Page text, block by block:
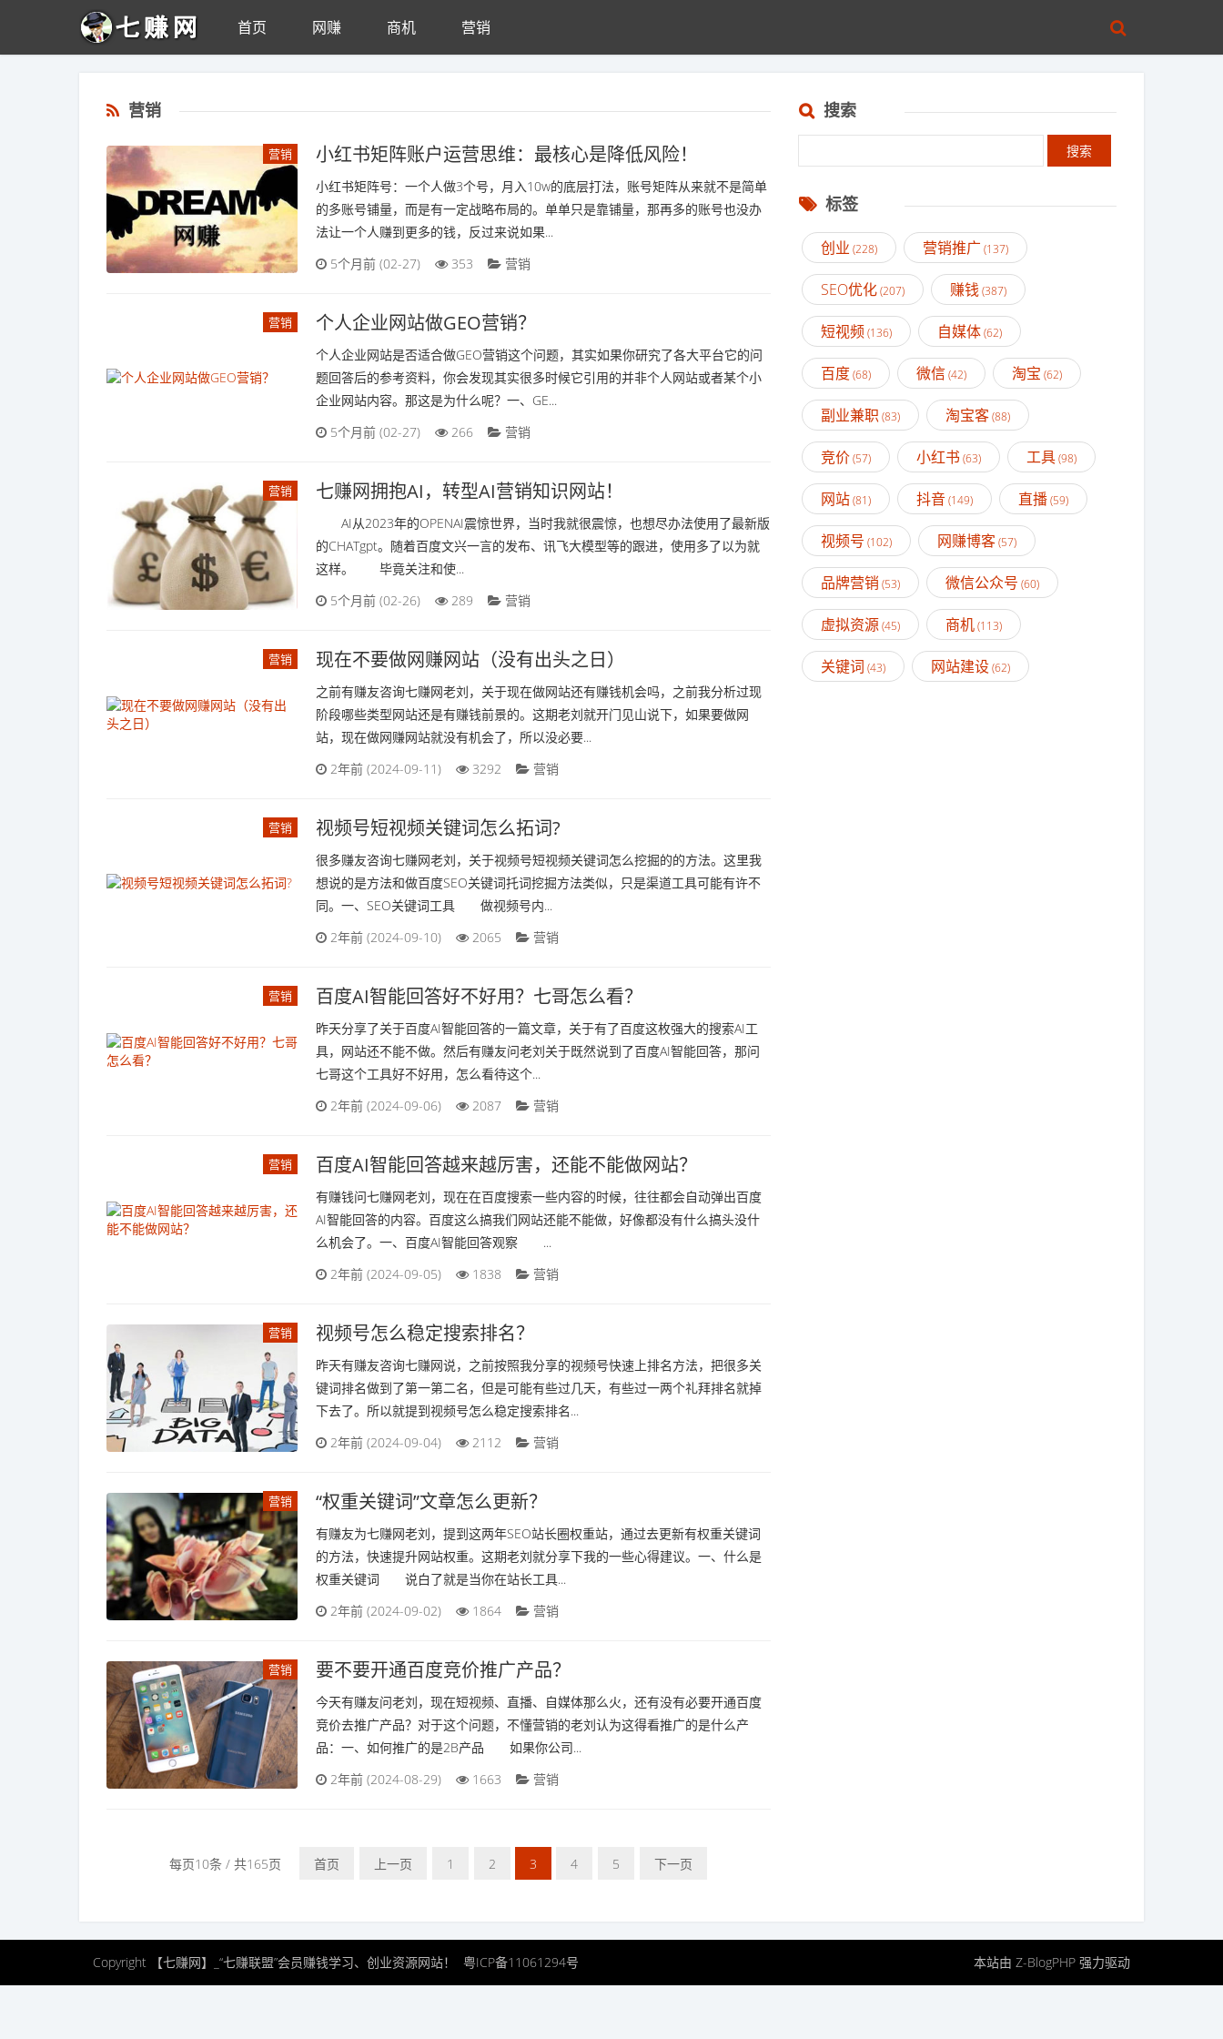
首页 网赚 商机 营销
营销
营销 小红书矩阵账户运营思维：最核心是降低风险！
小红书矩阵号：一个人做3个号，月入10w的底层打法，账号矩阵从来就不是简单
的多账号铺量，而是有一定战略布局的。单单只是靠铺量，那再多的账号也没办
法让一个人赚到更多的钱，反过来说如果...
5个月前 (02-27)
353 营销
营销 个人企业网站做GEO营销？
个人企业网站是否适合做GEO营销这个问题，其实如果你研究了各大平台它的问
题回答后的参考资料，你会发现其实很多时候它引用的并非个人网站或者某个小
企业网站内容。那这是为什么呢？一、GE...
5个月前 (02-27)
266 营销
营销 七赚网拥抱AI，转型AI营销知识网站！
AI从2023年的OPENAI震惊世界，当时我就很震惊，也想尽办法使用了最新版
的CHATgpt。随着百度文兴一言的发布、讯飞大模型等的跟进，使用多了以为就
这样。 毕竟关注和使...
5个月前 (02-26)
289 营销
营销 现在不要做网赚网站（没有出头之日）
之前有赚友咨询七赚网老刘，关于现在做网站还有赚钱机会吗，之前我分析过现
阶段哪些类型网站还是有赚钱前景的。这期老刘就开门见山说下，如果要做网
站，现在做网赚网站就没有机会了，所以没必要...
2年前 (2024-09-11)
3292 营销
营销 视频号短视频关键词怎么拓词?
很多赚友咨询七赚网老刘，关于视频号短视频关键词怎么挖掘的的方法。这里我
想说的是方法和做百度SEO关键词托词挖掘方法类似，只是渠道工具可能有许不
同。一、SEO关键词工具 做视频号内...
2年前 (2024-09-10)
2065 营销
营销 百度AI智能回答好不好用？七哥怎么看？
昨天分享了关于百度AI智能回答的一篇文章，关于有了百度这枚强大的搜索AI工
具，网站还不能不做。然后有赚友问老刘关于既然说到了百度AI智能回答，那问
七哥这个工具好不好用，怎么看待这个...
2年前 (2024-09-06)
2087 营销
营销 百度AI智能回答越来越厉害，还能不能做网站？
有赚钱问七赚网老刘，现在在百度搜索一些内容的时候，往往都会自动弹出百度
AI智能回答的内容。百度这么搞我们网站还能不能做，好像都没有什么搞头没什
么机会了。一、百度AI智能回答观察 ...
2年前 (2024-09-05)
1838 营销
营销 视频号怎么稳定搜索排名？
昨天有赚友咨询七赚网说，之前按照我分享的视频号快速上排名方法，把很多关
键词排名做到了第一第二名，但是可能有些过几天，有些过一两个礼拜排名就掉
下去了。所以就提到视频号怎么稳定搜索排名...
2年前 (2024-09-04)
2112 营销
营销 “权重关键词”文章怎么更新？
有赚友为七赚网老刘，提到这两年SEO站长圈权重站，通过去更新有权重关键词
的方法，快速提升网站权重。这期老刘就分享下我的一些心得建议。一、什么是
权重关键词 说白了就是当你在站长工具...
2年前 (2024-09-02)
1864 营销
营销 要不要开通百度竞价推广产品？
今天有赚友问老刘，现在短视频、直播、自媒体那么火，还有没有必要开通百度
竞价去推广产品？对于这个问题，不懂营销的老刘认为这得看推广的是什么产
品：一、如何推广的是2B产品 如果你公司...
2年前 (2024-08-29)
1663 营销
每页10条 / 共165页 首页 上一页 1 2 3 4 5 下一页
搜索
标签
创业 (228) 营销推广 (137)
SEO优化(207) 赚钱(387)
短视频(136) 自媒体(62)
百度(68) 微信(42) 淘宝 (62)
副业兼职 (83) 淘宝客(88)
竞价(57) 小红书 (63) 工具(98)
网站(81) 抖音(149) 直播(59)
视频号 (102) 网赚博客(57)
品牌营销 (53) 微信公众号 (60)
虚拟资源(45) 商机(113)
关键词 (43) 网站建设(62)
Copyright 【七赚网】_“七赚联盟”会员赚钱学习、创业资源网站！ 粤ICP备11061294号 本站由 Z-BlogPHP 强力驱动